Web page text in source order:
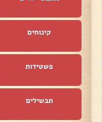
קינוחים
פשטידות
תבשילים